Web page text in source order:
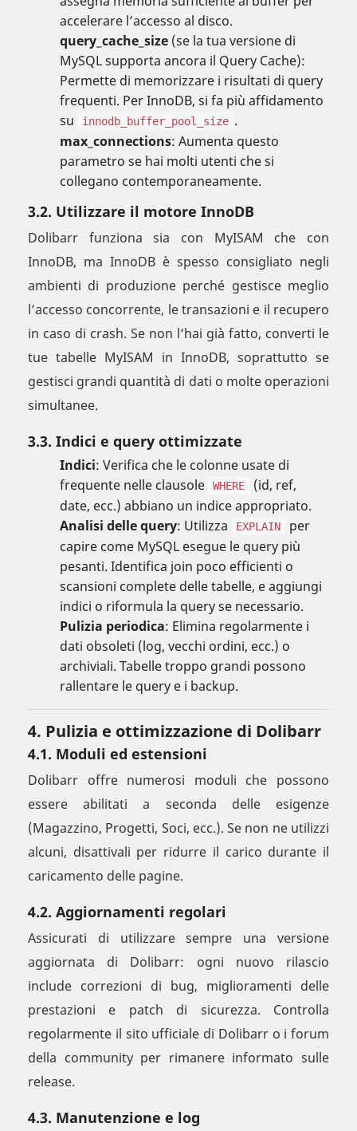
accelerare l’accesso al disco.
query_cache_size (se la tua versione di
MySQL supporta ancora il Query Cache):
Permette di memorizzare i risultati di query
frequenti. Per InnoDB, si fa più affidamento
su
innodb_buffer_pool_size .
max_connections: Aumenta questo
parametro se hai molti utenti che si
collegano contemporaneamente.
3.2. Utilizzare il motore InnoDB
Dolibarr funziona sia con MyISAM che con
InnoDB, ma InnoDB è spesso consigliato negli
ambienti di produzione perché gestisce meglio
l’accesso concorrente, le transazioni e il recupero
in caso di crash. Se non l’hai già fatto, converti le
tue tabelle MyISAM in InnoDB, soprattutto se
gestisci grandi quantità di dati o molte operazioni
simultanee.
3.3. Indici e query ottimizzate
Indici: Verifica che le colonne usate di
frequente nelle clausole
WHERE
(id, ref,
date, ecc.) abbiano un indice appropriato.
Analisi delle query: Utilizza EXPLAIN
per
capire come MySQL esegue le query più
pesanti. Identifica join poco efficienti o
scansioni complete delle tabelle, e aggiungi
indici o riformula la query se necessario.
Pulizia periodica: Elimina regolarmente i
dati obsoleti (log, vecchi ordini, ecc.) o
archiviali. Tabelle troppo grandi possono
rallentare le query e i backup.
4. Pulizia e ottimizzazione di Dolibarr
4.1. Moduli ed estensioni
Dolibarr offre numerosi moduli che possono
essere abilitati a seconda delle esigenze
(Magazzino, Progetti, Soci, ecc.). Se non ne utilizzi
alcuni, disattivali per ridurre il carico durante il
caricamento delle pagine.
4.2. Aggiornamenti regolari
Assicurati di utilizzare sempre una versione
aggiornata di Dolibarr: ogni nuovo rilascio
include correzioni di bug, miglioramenti delle
prestazioni e patch di sicurezza. Controlla
regolarmente il sito ufficiale di Dolibarr o i forum
della community per rimanere informato sulle
release.
4.3. Manutenzione e log